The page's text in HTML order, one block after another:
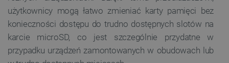
użytkownicy mogą łatwo zmieniać karty pamięci bez
konieczności dostępu do trudno dostępnych slotów na
karcie microSD, co jest szczególnie przydatne w
przypadku urządzeń zamontowanych w obudowach lub